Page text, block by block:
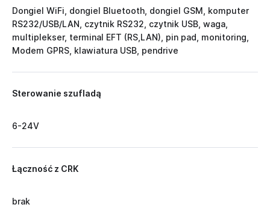
Dongiel WiFi, dongiel Bluetooth, dongiel GSM, komputer
RS232/USB/LAN, czytnik RS232, czytnik USB, waga,
multiplekser, terminal EFT (RS,LAN), pin pad, monitoring,
Modem GPRS, klawiatura USB, pendrive
Sterowanie szufladą
6-24V
Łączność z CRK
brak